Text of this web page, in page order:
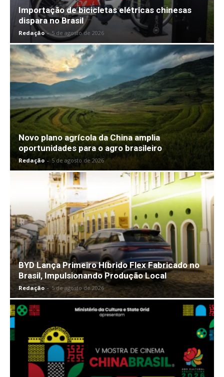
Importação de bicicletas elétricas chinesas
dispara no Brasil
Redação - 5 de agosto de 2026
Novo plano agrícola da China amplia
oportunidades para o agro brasileiro
Redação - 5 de agosto de 2026
BYD Lança Primeiro Híbrido Flex Fabricado no
Brasil, Impulsionando Produção Local
Redação - 5 de agosto de 2026